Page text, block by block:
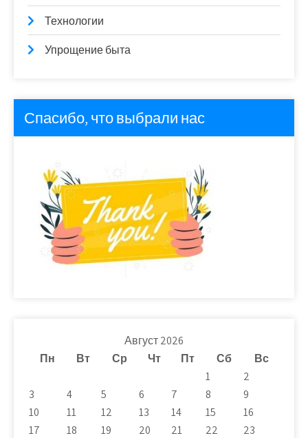
Технологии
Упрощение быта
Спасибо, что выбрали нас
Август 2026
Пн
Вт Ср Чт Пт Сб
Вс
1
2
3
4 5 6 7 8
9
10
11 12 13 14 15
16
17
18 19 20 21 22
23